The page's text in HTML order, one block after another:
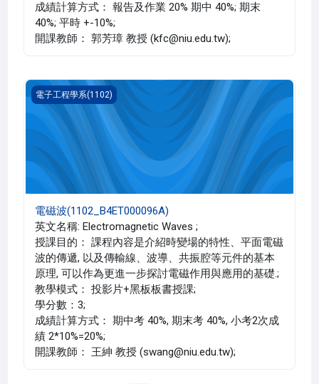
成績計算方式： 報告及作業 20% 期中 40%; 期末
40%; 平時 +-10%;
開課教師： 郭芳璋 教授 (kfc@niu.edu.tw);
電磁波(1102_B4ET000096A)
電子工程學系(1102)
電磁波(1102_B4ET000096A)
英文名稱: Electromagnetic Waves ;
授課目的： 課程內容是介紹時變場的特性、平面電磁
波的傳遞, 以及傳輸線、波導、共振腔等元件的基本
原理, 可以作為更進一步探討電磁作用與應用的基礎.;
教學模式： 投影片+黑板板書授課;
學分數：3;
成績計算方式： 期中考 40%, 期末考 40%, 小考2次成
績 2*10%=20%;
開課教師： 王紳 教授 (swang@niu.edu.tw);